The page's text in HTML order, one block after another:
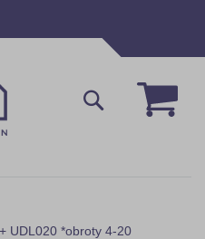
Mój
Szukaj
UDL020 *obroty 4-20